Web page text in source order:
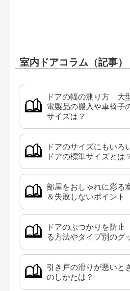
室内ドアコラム（記事）
ドアの幅の測り方 大
電製品の搬入や車椅子
サイズは？
ドアのサイズにもいろ
ドアの標準サイズとは
部屋をおしゃれに彩る
＆失敗しないポイント
ドアのぶつかりを防
る方法やタイプ別のグ
引き戸の滑りが悪いと
のしかたは？